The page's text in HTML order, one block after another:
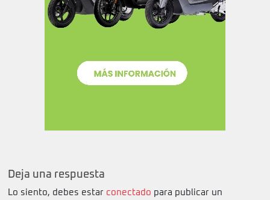
Deja una respuesta
Lo siento, debes estar conectado para publicar un